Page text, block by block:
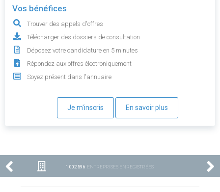
Vos bénéfices
Trouver des appels d'offres
Télécharger des dossiers de consultation
Déposez votre candidature en 5 minutes
Répondez aux offres électroniquement
Soyez présent dans l'annuaire
Je m'inscris En savoir plus
1 002 596 ENTREPRISES ENREGISTRÉES